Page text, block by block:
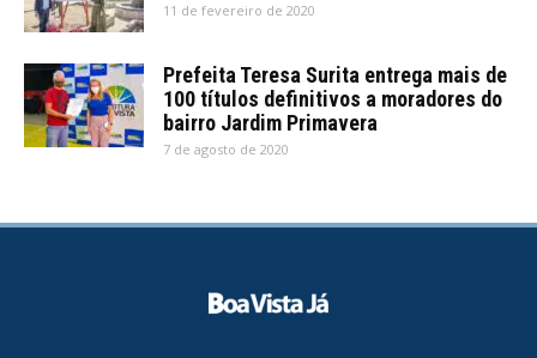
11 de fevereiro de 2020
Prefeita Teresa Surita entrega mais de
100 títulos definitivos a moradores do
bairro Jardim Primavera
7 de agosto de 2020